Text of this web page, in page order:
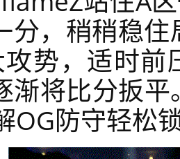
分，稍稍稳
攻势，适时
渐将比分扳
OG防守轻松